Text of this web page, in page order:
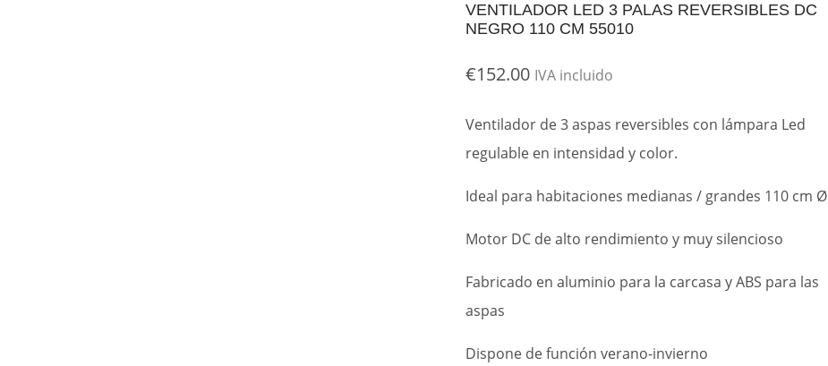
VENTILADOR LED 3 PALAS REVERSIBLES DC
NEGRO 110 CM 55010
€152.00 IVA incluido
Ventilador de 3 aspas reversibles con lámpara Led
regulable en intensidad y color.
Ideal para habitaciones medianas / grandes 110 cm Ø
Motor DC de alto rendimiento y muy silencioso
Fabricado en aluminio para la carcasa y ABS para las
aspas
Dispone de función verano-invierno